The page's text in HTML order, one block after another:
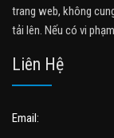
trang web, không
tải lên. Nếu có vi
Liên Hệ
Email: